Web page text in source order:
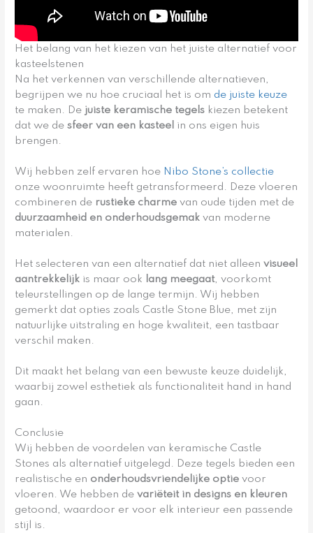
Het belang van het kiezen van het juiste alternatief voor
kasteelstenen
Na het verkennen van verschillende alternatieven,
begrijpen we nu hoe cruciaal het is om de juiste keuze
te maken. De juiste keramische tegels kiezen betekent
dat we desfeer van een kasteel in ons eigen huis
brengen.
Wij hebben zelf ervaren hoe Nibo Stone’s collectie
onze woonruimte heeft getransformeerd. Deze vloeren
combineren de rustieke charme van oude tijden met de
duurzaamheid en onderhoudsgemak van moderne
materialen.
Het selecteren van een alternatief dat niet alleenvisueel
aantrekkelijk is maar ook lang meegaat, voorkomt
teleurstellingen op de lange termijn. Wij hebben
gemerkt dat opties zoals Castle Stone Blue, met zijn
natuurlijke uitstraling en hoge kwaliteit, een tastbaar
verschil maken.
Dit maakt het belang van een bewuste keuze duidelijk,
waarbij zowel esthetiek als functionaliteit hand in hand
gaan.
Conclusie
Wij hebben de voordelen van keramische Castle
Stones als alternatief uitgelegd. Deze tegels bieden een
realistische en onderhoudsvriendelijke optie voor
vloeren. We hebben devariëteit in designs en kleuren
getoond, waardoor er voor elk interieur een passende
stijl is.